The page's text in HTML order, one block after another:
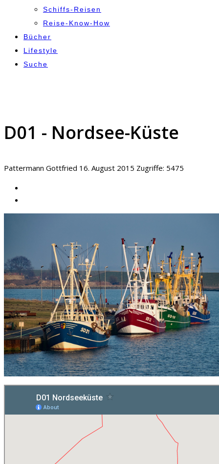
Schiffs-Reisen
Reise-Know-How
Bücher
Lifestyle
Suche
D01 - Nordsee-Küste
Pattermann Gottfried 16. August 2015 Zugriffe: 5475